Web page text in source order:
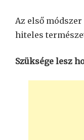
Az első
hiteles
Szüksége lesz